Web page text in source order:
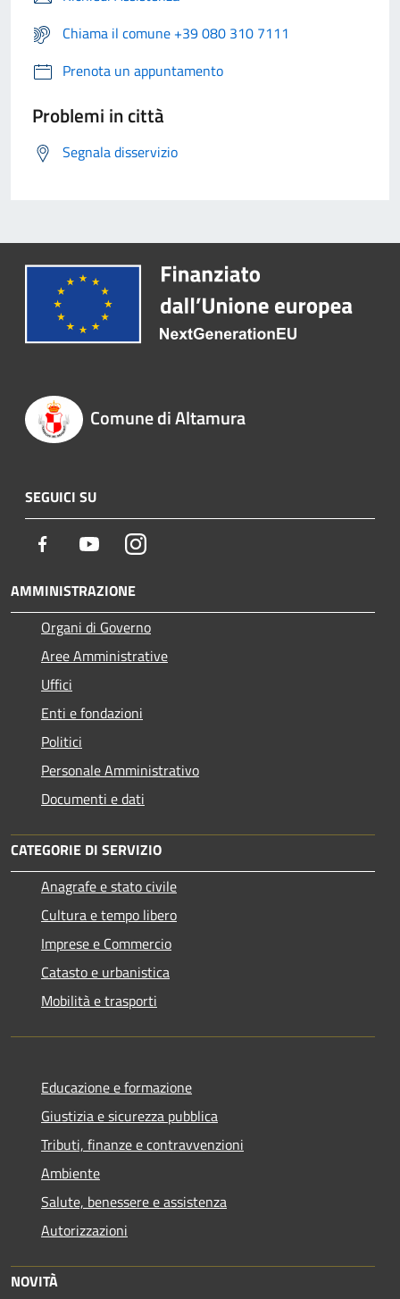
Chiama il comune +39 080 310 7111
Prenota un appuntamento
Problemi in città
Segnala disservizio
Comune di Altamura
SEGUICI SU
Facebook YoutubeInstagram
AMMINISTRAZIONE
Organi di Governo
Aree Amministrative
Uffici
Enti e fondazioni
Politici
Personale Amministrativo
Documenti e dati
CATEGORIE DI SERVIZIO
Anagrafe e stato civile
Cultura e tempo libero
Imprese e Commercio
Catasto e urbanistica
Mobilità e trasporti
Educazione e formazione
Giustizia e sicurezza pubblica
Tributi, finanze e contravvenzioni
Ambiente
Salute, benessere e assistenza
Autorizzazioni
NOVITÀ